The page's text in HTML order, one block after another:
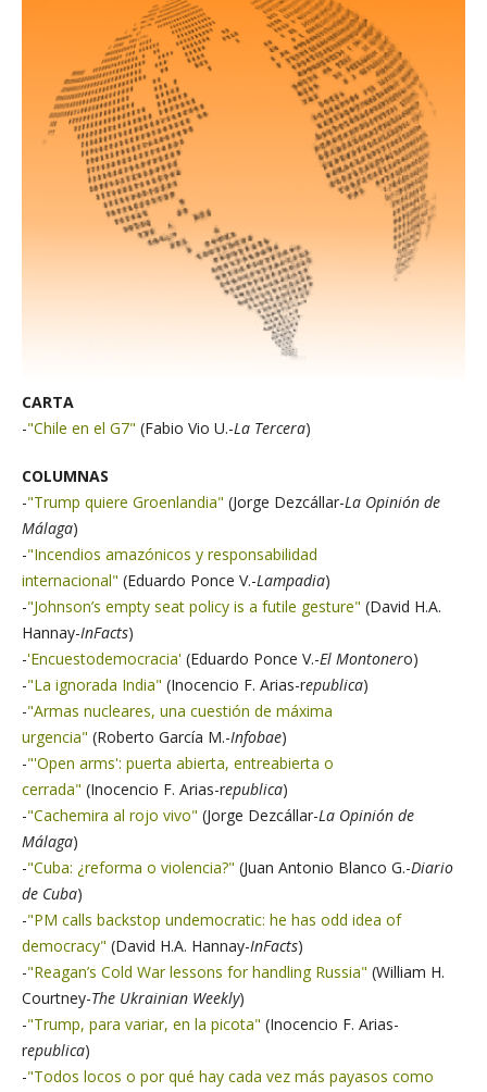
CARTA
-"Chile en el G7" (Fabio Vio U.-La Tercera)
COLUMNAS
-"Trump quiere Groenlandia" (Jorge Dezcállar-La Opinión de
Málaga)
-"Incendios amazónicos y responsabilidad
internacional" (Eduardo Ponce V.-Lampadia)
-"Johnson’s empty seat policy is a futile gesture" (David H.A.
Hannay-InFacts)
-'Encuestodemocracia' (Eduardo Ponce V.-El Montonero)
-"La ignorada India" (Inocencio F. Arias-republica)
-"Armas nucleares, una cuestión de máxima
urgencia" (Roberto García M.-Infobae)
-"'Open arms': puerta abierta, entreabierta o
cerrada" (Inocencio F. Arias-republica)
-"Cachemira al rojo vivo" (Jorge Dezcállar-La Opinión de
Málaga)
-"Cuba: ¿reforma o violencia?" (Juan Antonio Blanco G.-Diario
de Cuba)
-"PM calls backstop undemocratic: he has odd idea of
democracy" (David H.A. Hannay-InFacts)
-"Reagan’s Cold War lessons for handling Russia" (William H.
Courtney-The Ukrainian Weekly)
-"Trump, para variar, en la picota" (Inocencio F. Arias-
republica)
-"Todos locos o por qué hay cada vez más payasos como